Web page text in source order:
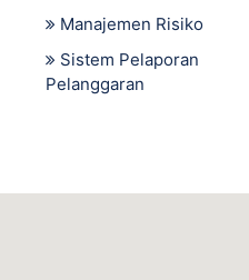
Manajemen Risiko
Sistem Pelaporan
Pelanggaran